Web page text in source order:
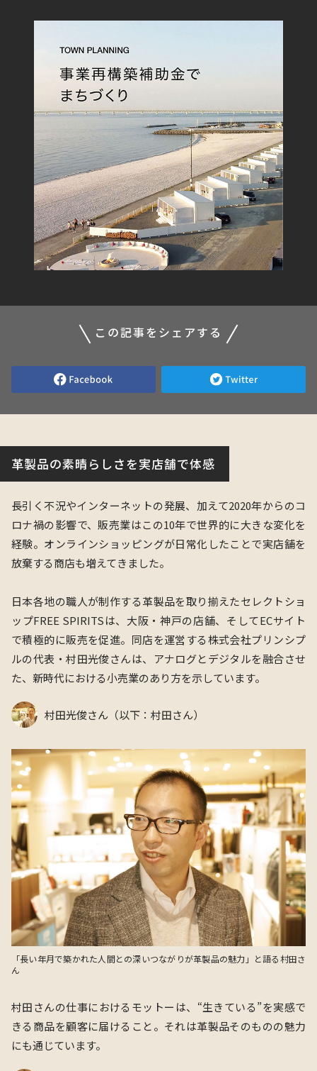
この記事をシェアする
革製品の素晴らしさを実店舗で体感
長引く不況やインターネットの発展、加えて2020年からのコ
ロナ禍の影響で、販売業はこの10年で世界的に大きな変化を
経験。オンラインショッピングが日常化したことで実店舗を
放棄する商店も増えてきました。
日本各地の職人が制作する革製品を取り揃えたセレクトショ
ップFREE SPIRITSは、大阪・神戸の店舗、そしてECサイト
で積極的に販売を促進。同店を運営する株式会社プリンシプ
ルの代表・村田光俊さんは、アナログとデジタルを融合させ
た、新時代における小売業のあり方を示しています。
村田光俊さん（以下：村田さん）
「長い年月で築かれた人間との深いつながりが革製品の魅力」と語る村田さ
ん
村田さんの仕事におけるモットーは、“生きている”を実感で
きる商品を顧客に届けること。それは革製品そのものの魅力
にも通じています。